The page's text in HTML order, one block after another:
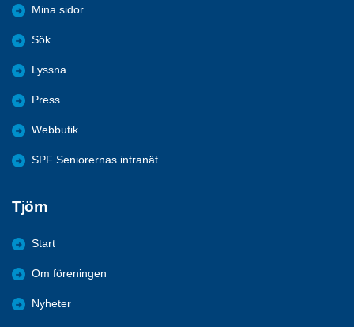
Mina sidor
Sök
Lyssna
Press
Webbutik
SPF Seniorernas intranät
Tjörn
Start
Om föreningen
Nyheter